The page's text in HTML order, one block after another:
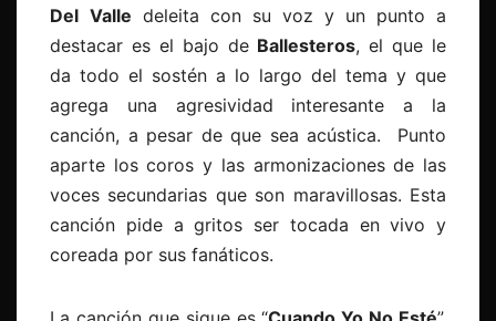
Del Valle deleita con su voz y un punto a
destacar es el bajo de Ballesteros, el que le
da todo el sostén a lo largo del tema y que
agrega una agresividad interesante a la
canción, a pesar de que sea acústica. Punto
aparte los coros y las armonizaciones de las
voces secundarias que son maravillosas. Esta
canción pide a gritos ser tocada en vivo y
coreada por sus fanáticos.